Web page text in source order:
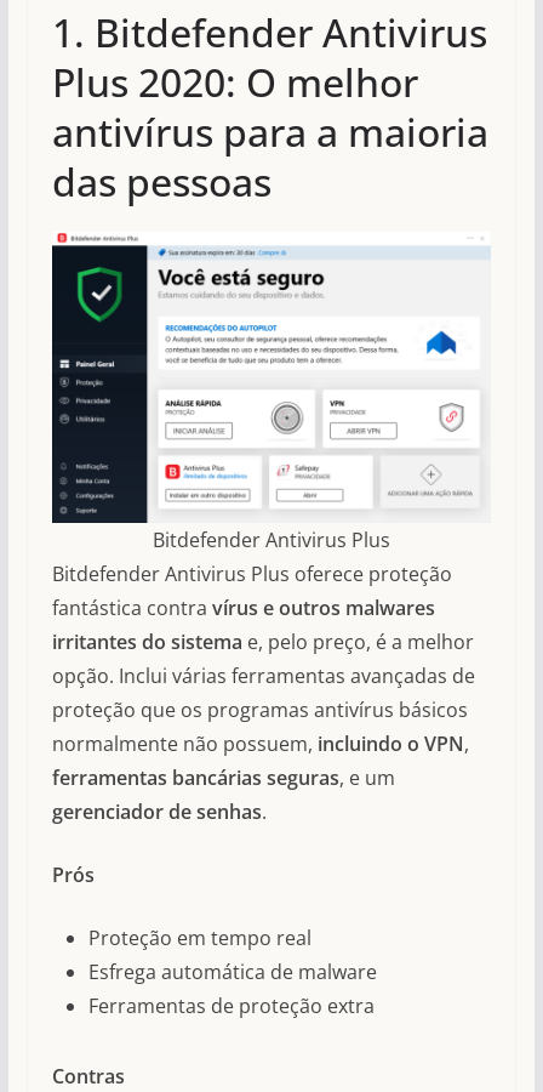
1. Bitdefender Antivirus
Plus 2020: O melhor
antivírus para a maioria
das pessoas
Bitdefender Antivirus Plus
Bitdefender Antivirus Plus oferece proteção
fantástica contra vírus e outros malwares
irritantes do sistema e, pelo preço, é a melhor
opção. Inclui várias ferramentas avançadas de
proteção que os programas antivírus básicos
normalmente não possuem, incluindo o VPN,
ferramentas bancárias seguras, e um
gerenciador de senhas.
Prós
Proteção em tempo real
Esfrega automática de malware
Ferramentas de proteção extra
Contras